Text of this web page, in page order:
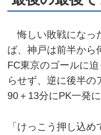
悔しい敗戦になっ
ば、神戸は前半から
FC東京のゴールに
らせず、逆に後半の
90＋13分にPK一発
「けっこう押し込